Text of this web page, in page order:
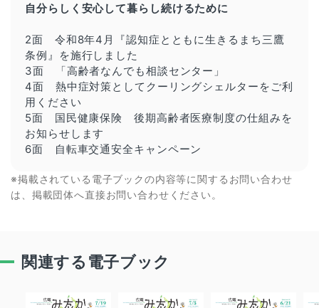
自分らしく安心して暮らし続けるために
2面 令和8年4月『認知症とともに生きるまち三鷹
条例』を施行しました
3面 「高齢者なんでも相談センター」
4面 熱中症対策としてクーリングシェルターをご利
用ください
5面 国民健康保険 後期高齢者医療制度の仕組みを
お知らせします
6面 自転車交通安全キャンペーン
※掲載されている電子ブックの内容等に関するお問い合わせ
は、掲載団体へ直接お問い合わせください。
関連する電子ブック